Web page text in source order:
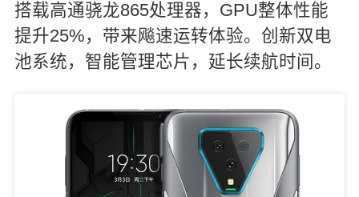
搭载高通骁龙865处理器，GPU整体性能
提升25%，带来飚速运转体验。创新双电
池系统，智能管理芯片，延长续航时间。